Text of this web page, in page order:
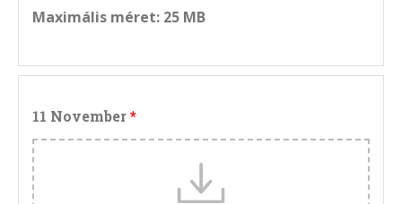
Maximális méret: 25 MB
11 November